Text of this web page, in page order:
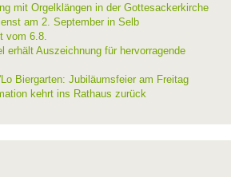
mit Orgelklängen in der Gottesackerkirche
am 2. September in Selb
vom 6.8.
erhält Auszeichnung für hervorragende
Biergarten: Jubiläumsfeier am Freitag
kehrt ins Rathaus zurück